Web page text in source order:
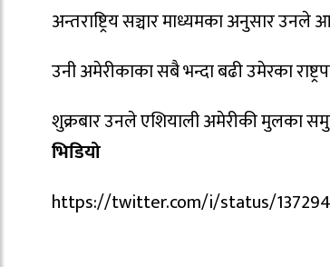
अन्तराष्ट्रिय सञ्चार माध्यमका अनुसार
उनी अमेरीकाका सबै भन्दा बढी उमेरका
शुक्रबार उनले एशियाली अमेरीकी मुलका
भिडियो
https://twitter.com/i/status/